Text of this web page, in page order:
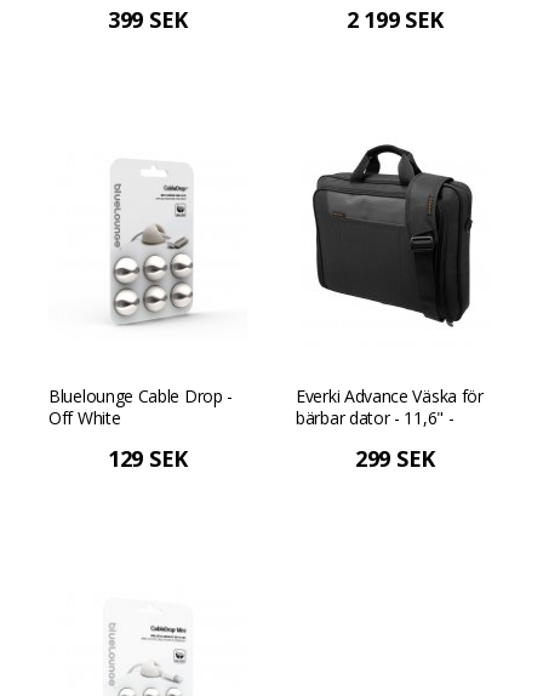
fallskydd och handsfree-
399 SEK 2 199 SEK
Bluelounge Cable Drop -
Off White
129 SEK
Everki Advance Väska för
bärbar dator - 11,6" -
299 SEK